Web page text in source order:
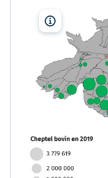
Hervé Théry